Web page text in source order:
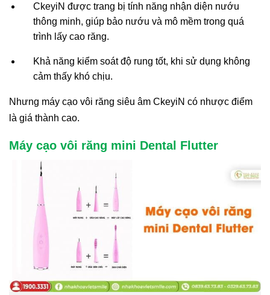
CkeyiN được trang bị tính năng nhận diện nướu
thông minh, giúp bảo nướu và mô mềm trong quá
trình lấy cao răng.
Khả năng kiểm soát độ rung tốt, khi sử dụng không
cảm thấy khó chịu.
Nhưng máy cạo vôi răng siêu âm CkeyiN có nhược điểm
là giá thành cao.
Máy cạo vôi răng mini Dental Flutter